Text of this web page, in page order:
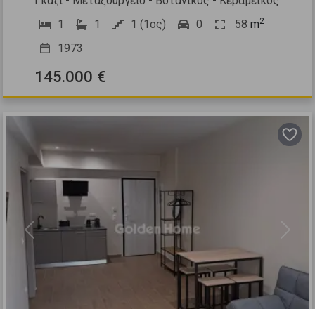
1
1 1 (1ος) 0 58 m2
1973
145.000 €
Previous